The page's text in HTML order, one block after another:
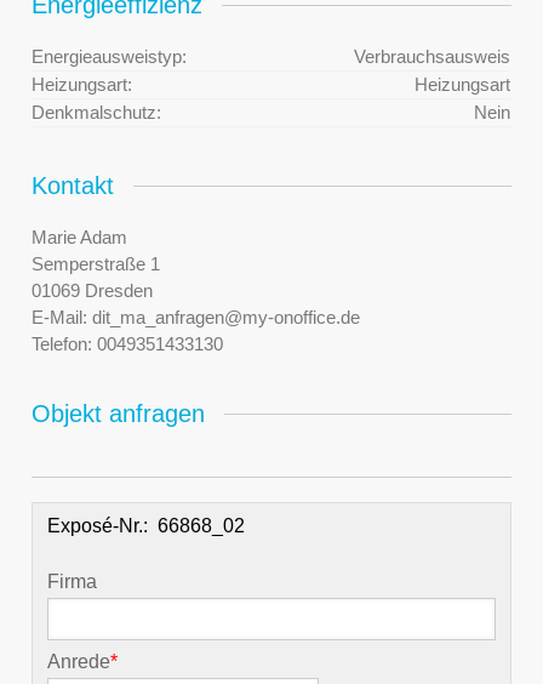
Energieausweistyp:
Verbrauchsausweis
Heizungsart:
Heizungsart
Denkmalschutz:
Nein
Kontakt
Marie Adam
Semperstraße 1
01069 Dresden
E-Mail: dit_ma_anfragen@my-onoffice.de
Telefon: 0049351433130
Objekt anfragen
Exposé-Nr.:
Firma
Anrede*